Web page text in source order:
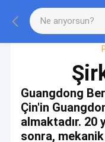
Guangdong
Çin'in
almaktadır. 20
sonra,